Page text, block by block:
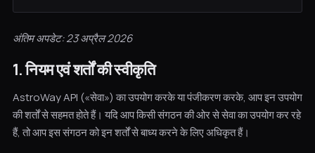
अंतिम अपडेट: 23 अप्रैल 2026
1. नियम एवं शर्तों की स्वीकृति
AstroWay API («सेवा») का उपयोग करके या पंजीकरण करके, आप इन उपयोग
की शर्तों से सहमत होते हैं। यदि आप किसी संगठन की ओर से सेवा का उपयोग कर रहे
हैं, तो आप इस संगठन को इन शर्तों से बाध्य करने के लिए अधिकृत हैं।